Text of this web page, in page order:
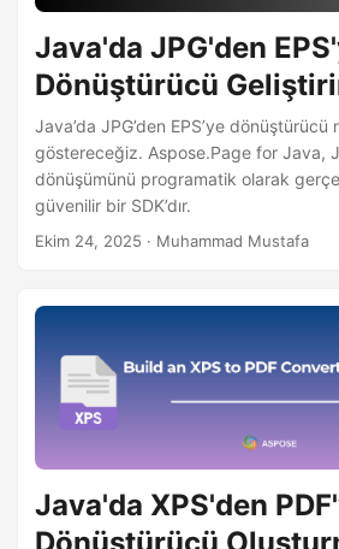
Java'da JPG'den
Dönüştürücü
Java’da JPG’den EPS’ye dönüştürücü
göstereceğiz. Aspose.Page for Java,
dönüşümünü programatik olarak
güvenilir bir SDK’dır.
Ekim 24, 2025 · Muhammad Mustafa
Java'da XPS'den